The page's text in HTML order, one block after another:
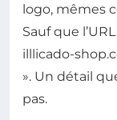
logo, mêmes
Sauf que
illlicado-
». Un détail
pas.